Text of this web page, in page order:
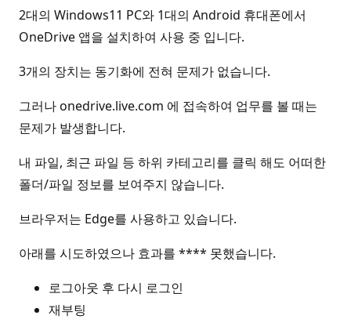
2대의 Windows11 PC와 1대의 Android 휴대폰에서
OneDrive 앱을 설치하여 사용 중 입니다.
3개의 장치는 동기화에 전혀 문제가 없습니다.
그러나 onedrive.live.com 에 접속하여 업무를 볼 때는
문제가 발생합니다.
내 파일, 최근 파일 등 하위 카테고리를 클릭 해도 어떠한
폴더/파일 정보를 보여주지 않습니다.
브라우저는 Edge를 사용하고 있습니다.
아래를 시도하였으나 효과를 **** 못했습니다.
로그아웃 후 다시 로그인
재부팅